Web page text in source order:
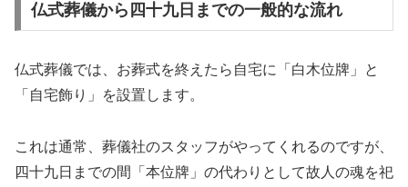
仏式葬儀から四十九日までの一般的な流れ
仏式葬儀では、お葬式を終えたら自宅に「白木位牌」と
「自宅飾り」を設置します。
これは通常、葬儀社のスタッフがやってくれるのですが、
四十九日までの間「本位牌」の代わりとして故人の魂を祀